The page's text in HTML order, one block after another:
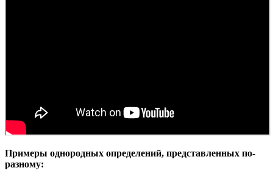
Примеры однородных определений, представленных по-
разному: